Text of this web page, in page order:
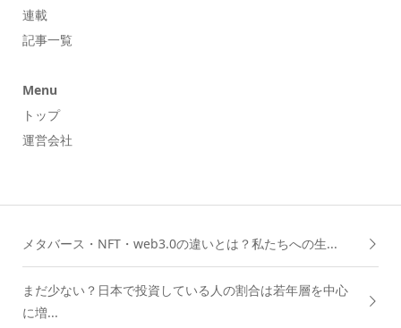
連載
記事一覧
Menu
トップ
運営会社
メタバース・NFT・web3.0の違いとは？私たちへの生...
まだ少ない？日本で投資している人の割合は若年層を中心
に増...